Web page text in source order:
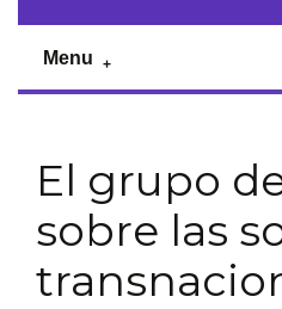
Menu
El grupo
sobre las